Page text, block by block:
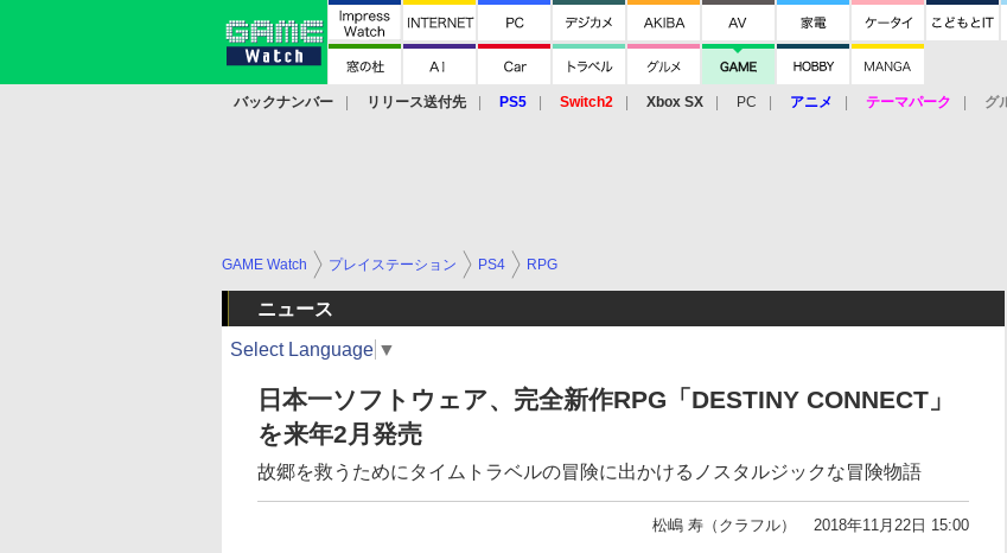
バックナンバー リリース送付先 PS5 Switch2 Xbox SX PC アニメ テーマパーク グ
GAME Watch プレイステーション PS4 RPG
ニュース
Select Language ▼
日本一ソフトウェア、完全新作RPG「DESTINY CONNECT」
を来年2月発売
故郷を救うためにタイムトラベルの冒険に出かけるノスタルジックな冒険物語
松嶋 寿（クラフル） 2018年11月22日 15:00